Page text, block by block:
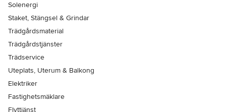
Solenergi
Staket, Stängsel & Grindar
Trädgårdsmaterial
Trädgårdstjänster
Trädservice
Uteplats, Uterum & Balkong
Elektriker
Fastighetsmäklare
Flyttjänst